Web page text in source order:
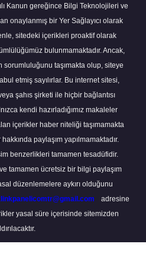
Kanun gereğince Bilgi Teknolojileri ve
onaylanmış bir Yer Sağlayıcı olarak
sitedeki içerikleri proaktif olarak
bulunmamaktadır. Ancak,
sorumluluğunu taşımakta olup, siteye
etmiş sayılırlar. Bu internet sitesi,
şahıs şirketi ile hiçbir bağlantısı
kendi hazırladığımız makaleler
içerikler haber niteliği taşımamakta
paylaşım yapılmamaktadır.
benzerlikleri tamamen tesadüfidir.
tamamen ücretsiz bir bilgi paylaşım
düzenlemelere aykırı olduğunu
adresine
yasal süre içerisinde sitemizden